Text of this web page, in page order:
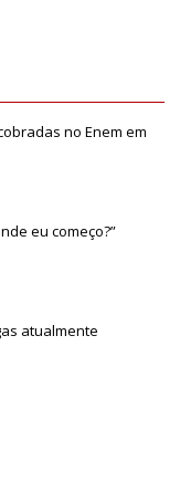
no Enem em
eu começo?”
atualmente